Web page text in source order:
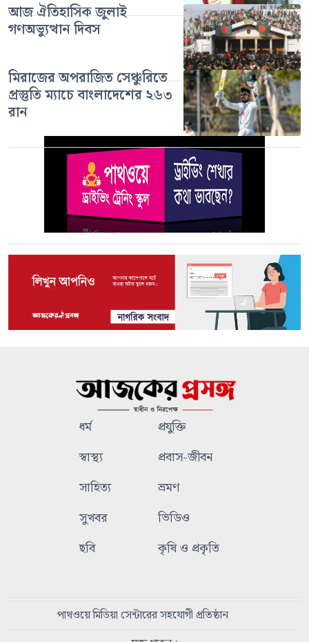
আজ ঐতিহাসিক জুলাই
গণঅভ্যুত্থান দিবস
মিরাজের অপরাজিত সেঞ্চুরিতে
প্রস্তুতি ম্যাচে বাংলাদেশের ২৬৩
রান
ধর্ম
প্রযুক্তি
স্বাস্থ্য
প্রবাস-জীবন
সাহিত্য
ভ্রমণ
সুখবর
ভিডিও
ছবি
কৃষি ও প্রকৃতি
পাথওয়ে মিডিয়া সেন্টারের সহযোগী প্রতিষ্ঠান